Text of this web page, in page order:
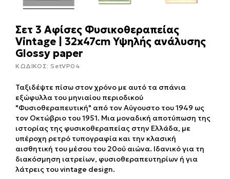
Σετ 3 Αφίσες Φυσικοθεραπείας
Vintage | 32x47cm Υψηλής ανάλυσης
Glossy paper
ΚΩΔΙΚΟΣ: SetVP04
Ταξιδέψτε πίσω στον χρόνο με αυτό τα σπάνια
εξώφυλλα του μηνιαίου περιοδικού
"Φυσιοθεραπευτική" από τον Αύγουστο του 1949 ως
τον Οκτώβριο του 1951. Μια μοναδική αποτύπωση της
ιστορίας της φυσικοθεραπείας στην Ελλάδα, με
υπέροχη ρετρό τυπογραφία και την κλασική
αισθητική του μέσου του 20ού αιώνα. Ιδανικό για τη
διακόσμηση ιατρείων, φυσιοθεραπευτηρίων ή για
λάτρεις του vintage design.